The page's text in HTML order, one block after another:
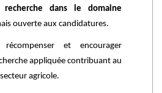
dans le domaine
ouverte aux candidatures.
et encourager
appliquée contribuant au
agricole.